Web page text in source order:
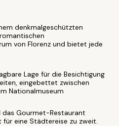
denkmalgeschützten
von Florenz und bietet jede
Lage für die Besichtigung
eingebettet zwischen
Nationalmuseum
Gourmet-Restaurant
eine Städtereise zu zweit.